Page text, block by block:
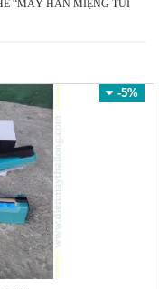
“MÁY HÀN MIỆNG TÚI
-5%